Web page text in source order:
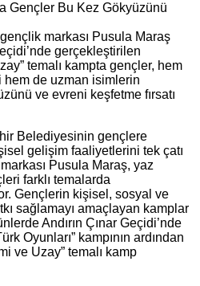
Gençler Bu Kez Gökyüzünü
markası Pusula Maraş
gerçekleştirilen
temalı kampta gençler, hem
de uzman isimlerin
ve evreni keşfetme fırsatı
Belediyesinin gençlere
gelişim faaliyetlerini tek çatı
Pusula Maraş, yaz
farklı temalarda
Gençlerin kişisel, sosyal ve
sağlamayı amaçlayan kamplar
Andırın Çınar Geçidi’nde
Oyunları” kampının ardından
ve Uzay” temalı kamp